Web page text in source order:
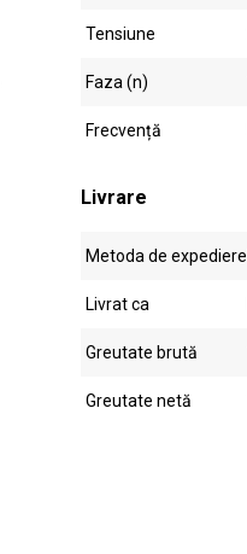
Tensiune
Faza (n)
Frecvență
Livrare
Metoda de expediere
Livrat ca
Greutate brută
Greutate netă